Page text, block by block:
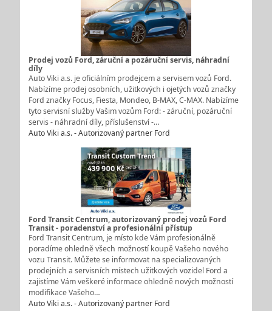
Prodej vozů Ford, záruční a pozáruční servis, náhradní
díly
Auto Viki a.s. je oficiálním prodejcem a servisem vozů Ford.
Nabízíme prodej osobních, užitkových i ojetých vozů značky
Ford značky Focus, Fiesta, Mondeo, B-MAX, C-MAX. Nabízíme
tyto servisní služby Vašim vozům Ford: - záruční, pozáruční
servis - náhradní díly, příslušenství -…
Auto Viki a.s. - Autorizovaný partner Ford
Ford Transit Centrum, autorizovaný prodej vozů Ford
Transit - poradenství a profesionální přístup
Ford Transit Centrum, je místo kde Vám profesionálně
poradíme ohledně všech možností koupě Vašeho nového
vozu Transit. Můžete se informovat na specializovaných
prodejních a servisních místech užitkových vozidel Ford a
zajistíme Vám veškeré informace ohledně nových možností
modifikace Vašeho…
Auto Viki a.s. - Autorizovaný partner Ford